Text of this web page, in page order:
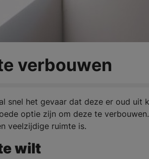
verbouwen
snel het gevaar dat deze er oud uit
optie zijn om deze te
veelzijdige ruimte is.
wilt